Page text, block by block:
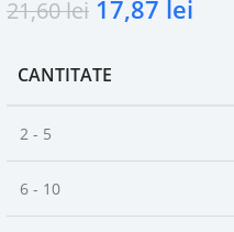
21,60lei 17,87 lei
CANTITATE
2 - 5
6 - 10